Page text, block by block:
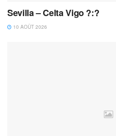
Sevilla – Celta Vigo ?:?
10 AOÛT 2026